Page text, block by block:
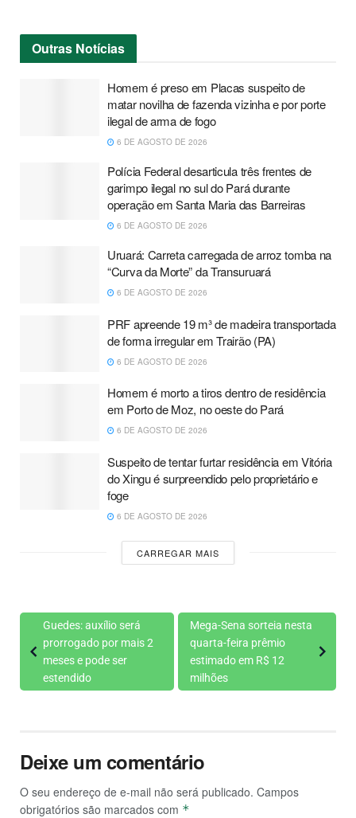
Outras Notícias
Homem é preso em Placas suspeito de
matar novilha de fazenda vizinha e por porte
ilegal de arma de fogo
6 DE AGOSTO DE 2026
Polícia Federal desarticula três frentes de
garimpo ilegal no sul do Pará durante
operação em Santa Maria das Barreiras
6 DE AGOSTO DE 2026
Uruará: Carreta carregada de arroz tomba na
“Curva da Morte” da Transuruará
6 DE AGOSTO DE 2026
PRF apreende 19 m³ de madeira transportada
de forma irregular em Trairão (PA)
6 DE AGOSTO DE 2026
Homem é morto a tiros dentro de residência
em Porto de Moz, no oeste do Pará
6 DE AGOSTO DE 2026
Suspeito de tentar furtar residência em Vitória
do Xingu é surpreendido pelo proprietário e
foge
6 DE AGOSTO DE 2026
CARREGAR MAIS
Guedes: auxílio será
prorrogado por mais 2
meses e pode ser
estendido
Mega-Sena sorteia nesta
quarta-feira prêmio
estimado em R$ 12
milhões
Deixe um comentário
O seu endereço de e-mail não será publicado. Campos
obrigatórios são marcados com *